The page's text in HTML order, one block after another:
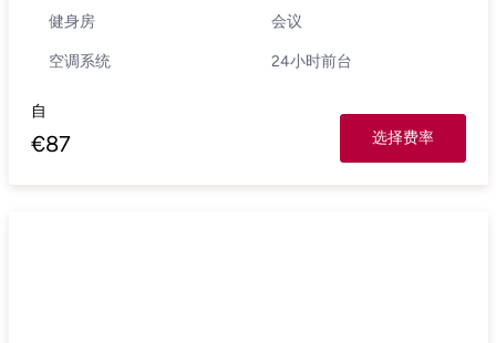
健身房 会议
空调系统 24小时前台
自
€87 选择费率